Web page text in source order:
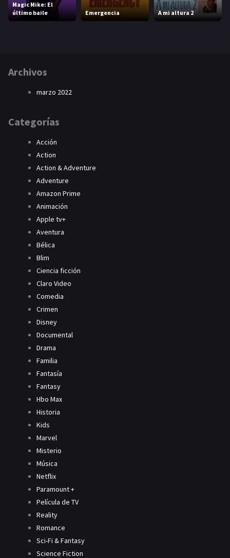
Magic Mike: El
último baile
Emergencia A mi altura 2
Archivos
marzo 2022
Categorías
Acción
Action
Action & Adventure
Adventure
Amazon Prime
Animación
Apple tv+
Aventura
Bélica
Blim
Ciencia ficción
Claro Video
Comedia
Crimen
Disney
Documental
Drama
Familia
Fantasía
Fantasy
Hbo Max
Historia
Kids
Marvel
Misterio
Música
Netflix
Paramount +
Película de TV
Reality
Romance
Sci-Fi & Fantasy
Science Fiction